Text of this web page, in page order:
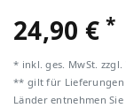
24,90 €*
* inkl. ges. MwSt. zzgl.
** gilt für Lieferungen
Länder entnehmen